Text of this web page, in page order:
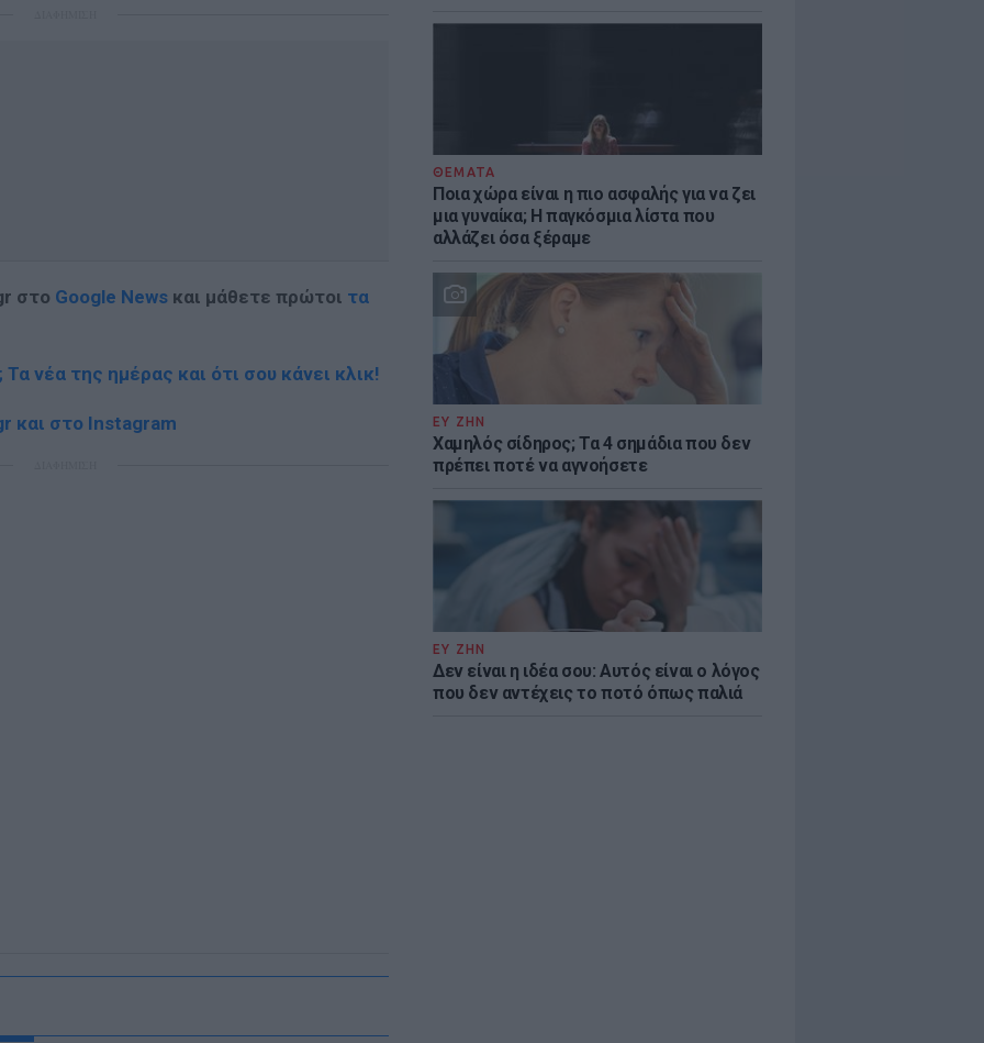
ΘΕΜΑΤΑ
Ποια χώρα είναι η πιο ασφαλής για να ζει
μια γυναίκα; Η παγκόσμια λίστα που
αλλάζει όσα ξέραμε
ΕΥ ΖΗΝ
Χαμηλός σίδηρος; Τα 4 σημάδια που δεν
πρέπει ποτέ να αγνοήσετε
ΕΥ ΖΗΝ
Δεν είναι η ιδέα σου: Αυτός είναι ο λόγος
που δεν αντέχεις το ποτό όπως παλιά
στο Google News και μάθετε πρώτοι τα
νέα της ημέρας και ότι σου κάνει κλικ!
και στο Instagram